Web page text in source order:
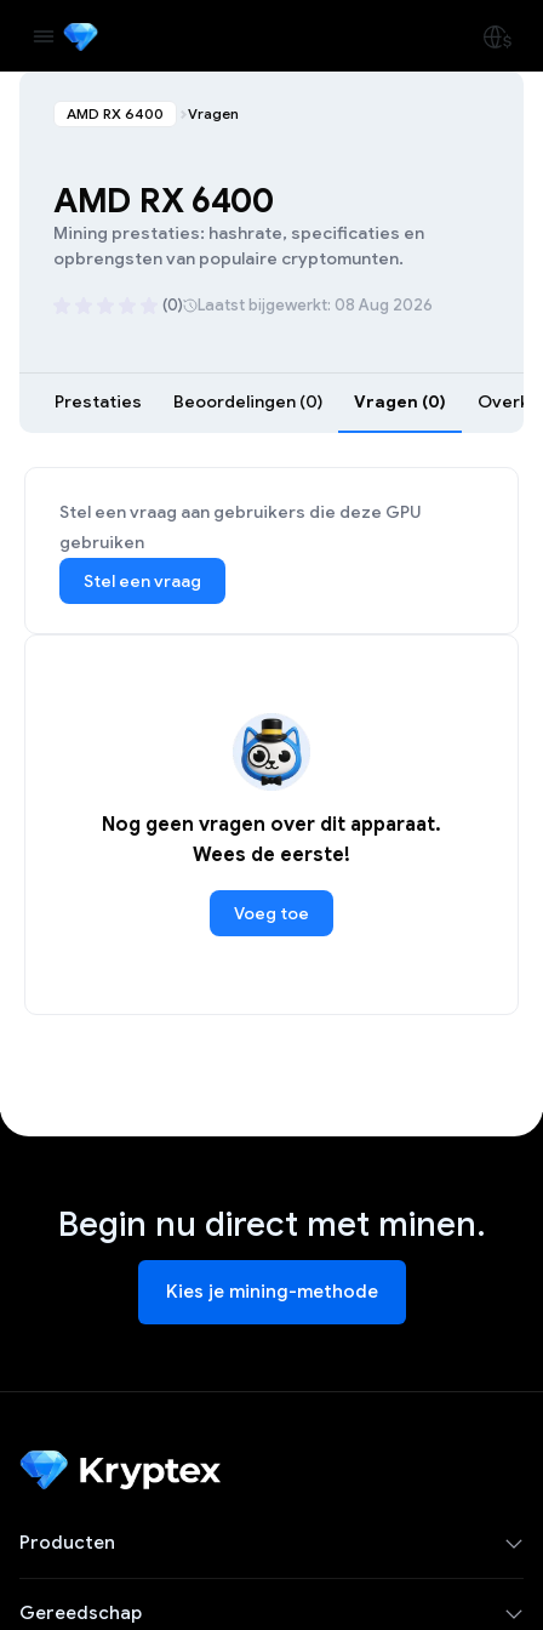
AMD RX 6400 Vragen
AMD RX 6400
Mining prestaties: hashrate, specificaties en
opbrengsten van populaire cryptomunten.
(0) Laatst bijgewerkt: 08 Aug 2026
Prestaties Beoordelingen (0) Vragen (0)
Stel een vraag aan gebruikers die deze GPU
gebruiken
Stel een vraag
Nog geen vragen over dit apparaat.
Wees de eerste!
Voeg toe
Begin nu direct met minen.
Kies je mining-methode
Producten
Gereedschap